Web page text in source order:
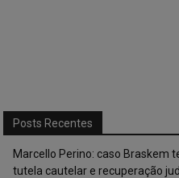
Posts Recentes
Marcello Perino: caso Braskem
tutela cautelar e recuperação